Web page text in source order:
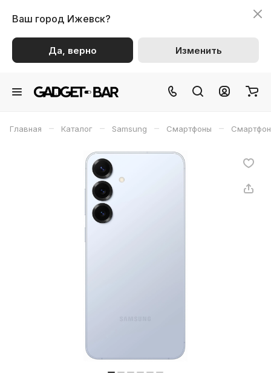
Ваш город Ижевск?
Да, верно Изменить
Главная – Каталог – Samsung – Смартфоны –